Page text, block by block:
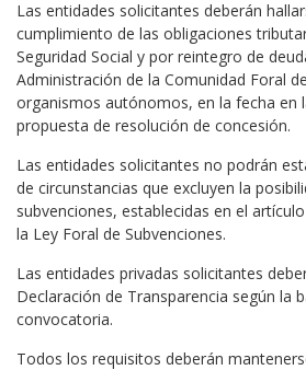
Las entidades solicitantes deberán
cumplimiento de las obligaciones
Seguridad Social y por reintegro de
Administración de la Comunidad Foral
organismos autónomos, en la fecha en
propuesta de resolución de concesión.
Las entidades solicitantes no podrán
de circunstancias que excluyen la
subvenciones, establecidas en el
la Ley Foral de Subvenciones.
Las entidades privadas solicitantes
Declaración de Transparencia según la
convocatoria.
Todos los requisitos deberán